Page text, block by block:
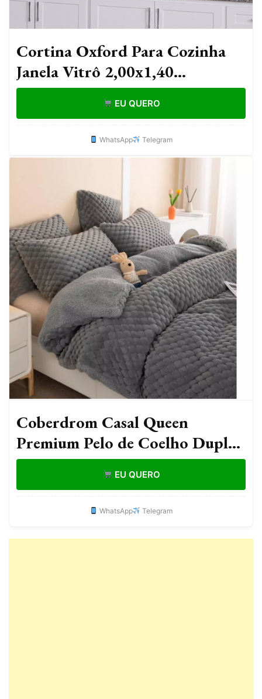
Cortina Oxford Para Cozinha
Janela Vitrô 2,00x1,40
Estampada Lisa Com Forro
Poliéster Lavável Moderna
EU QUERO
WhatsApp Telegram
Coberdrom Casal Queen
Premium Pelo de Coelho Dupla
Face Sherpa 2,20m x 2,40m
EU QUERO
WhatsApp Telegram